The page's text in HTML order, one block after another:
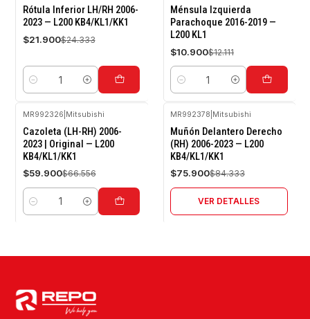
-10%
OFF
Rótula Inferior LH/RH 2006-
2023 — L200 KB4/KL1/KK1
$21.900$24.333
Cantidad
-10%
OFF
Ménsula Izquierda
Parachoque 2016-2019 —
L200 KL1
$10.900$12.111
Cantidad
-10%
OFF
MR992326 Mitsubishi
Cazoleta (LH-RH) 2006-
2023 | Original — L200
KB4/KL1/KK1
$59.900$66.556
Cantidad
-10%
OFF
Agotado
MR992378 Mitsubishi
Muñón Delantero Derecho
(RH) 2006-2023 — L200
KB4/KL1/KK1
$75.900$84.333
VER DETALLES